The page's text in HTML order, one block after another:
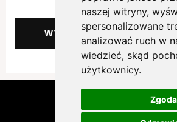
naszej witryny,
spersonalizowane
analizować ruch w
wiedzieć, skąd
użytkownicy.
Zgoda
WYŚLIJ
Copyright © 2026 Osiedle